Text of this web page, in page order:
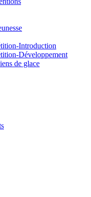
Introduction
Développement
de glace